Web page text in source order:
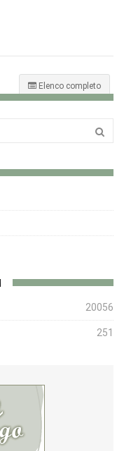
Elenco completo
20056
251